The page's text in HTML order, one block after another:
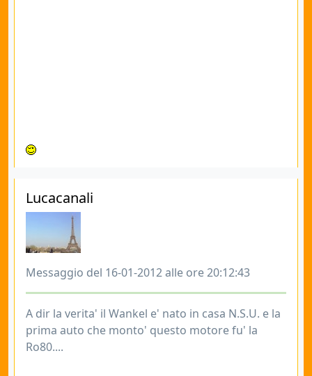
Lucacanali
Messaggio del 16-01-2012 alle ore 20:12:43
A dir la verita' il Wankel e' nato in casa N.S.U. e la
prima auto che monto' questo motore fu' la
Ro80....